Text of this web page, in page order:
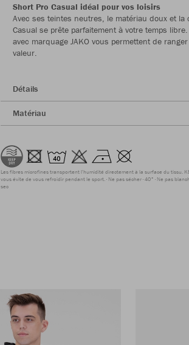
Short Pro Casual idéal pour vos loisirs
Avec ses teintes neutres, le matériau doux et la
Casual se prête parfaitement à votre temps
avec marquage JAKO vous permettent de
valeur.
Détails
Matériau
Les fibres microfines transportent l'humidité directement à la surface du tissu.
vous évite de vous refroidir pendant le sport. Ne pas sécher 40° Ne pas
sec